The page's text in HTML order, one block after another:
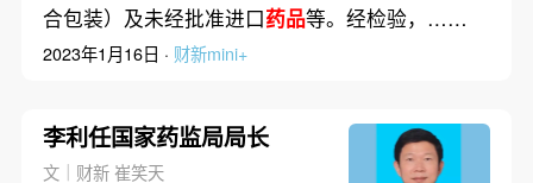
合包装）及未经批准进口药品等。经检验，……
2023年1月16日 · 财新mini+
李利任国家药监局局长
文｜财新 崔笑天